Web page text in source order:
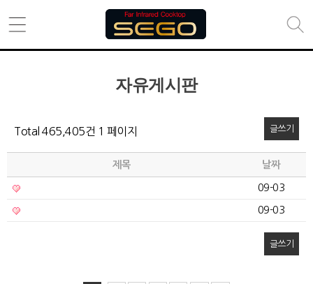
자유게시판
Total 465,405건 1 페이지 글쓰기
제목 날짜
09-03
09-03
글쓰기